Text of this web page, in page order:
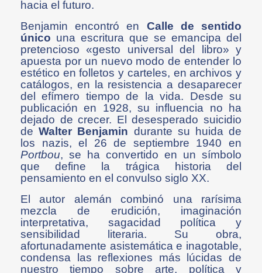
hacia el futuro.
Benjamin encontró en Calle de sentido
único una escritura que se emancipa del
pretencioso «gesto universal del libro» y
apuesta por un nuevo modo de entender lo
estético en folletos y carteles, en archivos y
catálogos, en la resistencia a desaparecer
del efímero tiempo de la vida. Desde su
publicación en 1928, su influencia no ha
dejado de crecer. El desesperado suicidio
deWalter Benjamin durante su huida de
los nazis, el 26 de septiembre 1940 en
Portbou, se ha convertido en un símbolo
que define la trágica historia del
pensamiento en el convulso siglo XX.
El autor alemán combinó una rarísima
mezcla de erudición, imaginación
interpretativa, sagacidad política y
sensibilidad literaria. Su obra,
afortunadamente asistemática e inagotable,
condensa las reflexiones más lúcidas de
nuestro tiempo sobre arte, política y